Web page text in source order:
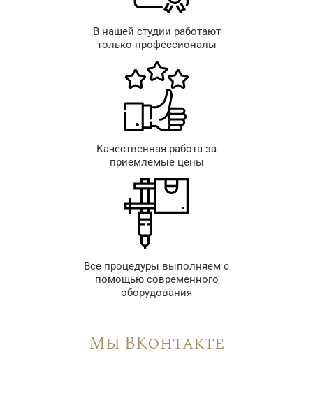
В нашей студии работают
только профессионалы
Качественная работа за
приемлемые цены
Все процедуры выполняем с
помощью современного
оборудования
Мы ВКонтакте